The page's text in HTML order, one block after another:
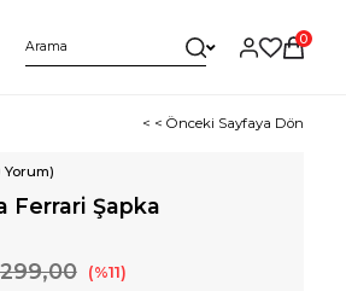
0
< < Önceki Sayfaya Dön
Yorum)
Ferrari Şapka
11